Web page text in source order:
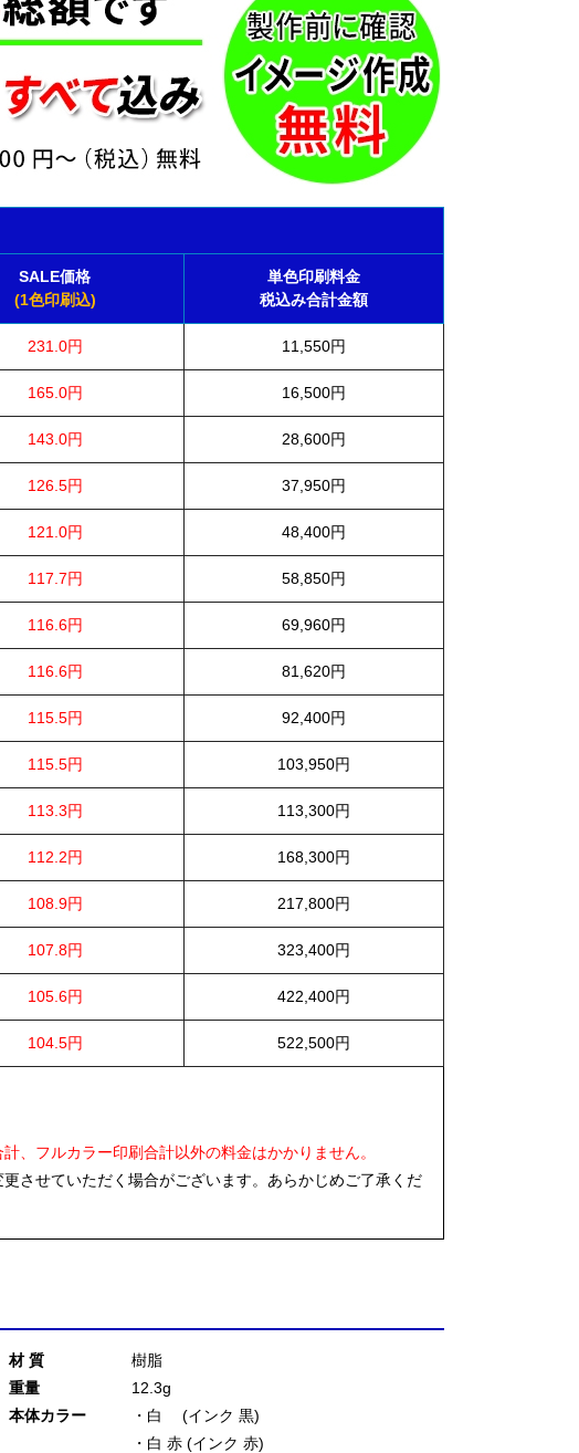
SALE価格
(1色印刷込)
単色印刷料金
税込み合計金額
231.0円 11,550円
165.0円 16,500円
143.0円 28,600円
126.5円 37,950円
121.0円 48,400円
117.7円 58,850円
116.6円 69,960円
116.6円 81,620円
115.5円 92,400円
115.5円 103,950円
113.3円 113,300円
112.2円 168,300円
108.9円 217,800円
107.8円 323,400円
105.6円 422,400円
104.5円 522,500円
、フルカラー印刷合計以外の料金はかかりません。
させていただく場合がございます。あらかじめご了承くだ
材 質
樹脂
重量
12.3g
本体カラー
・白 (インク 黒)
・白 赤 (インク 赤)